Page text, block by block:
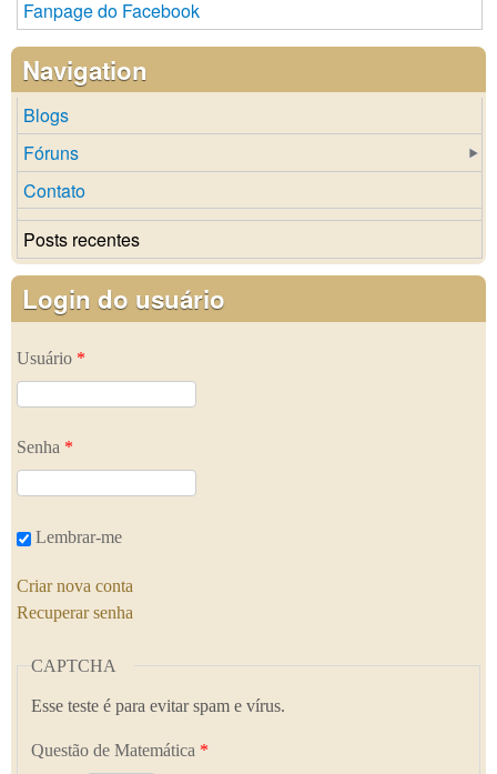
Fanpage do Facebook
Navigation
Blogs
Fóruns
Contato
Posts recentes
Login do usuário
Usuário *
Senha *
Lembrar-me
Criar nova conta
Recuperar senha
CAPTCHA
Esse teste é para evitar spam e vírus.
Questão de Matemática *